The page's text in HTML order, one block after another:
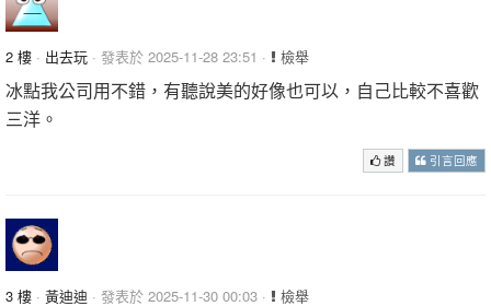
2 樓 · 出去玩 · 發表於 2025-11-28 23:51 · 檢舉
冰點我公司用不錯，有聽說美的好像也可以，自己比較不喜歡
三洋。
讚 引言回應
3 樓 · 黃迪迪 · 發表於 2025-11-30 00:03 · 檢舉